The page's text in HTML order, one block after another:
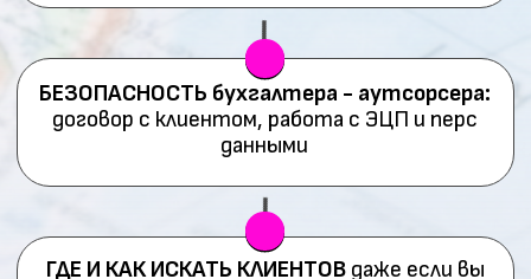
ПОЛУЧИТЬ КУРС БЕСПЛАТНО
Вы узнаете какзарабатывать от
100 000 руб. в месяц оказывая
удаленно бухгалтерские услуги,
совмещая удаленку с наймом или
полностью начать работать на